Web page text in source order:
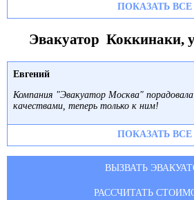
ПОКАЗАТЬ ВСЕ
Эвакуатор Коккинаки,
Евгений
Компания "Эвакуатор Москва"
качествами, теперь только к ним!
ПОКАЗАТЬ ВСЕ
ВЫЗВАТЬ
РАССЧИТАТЬ